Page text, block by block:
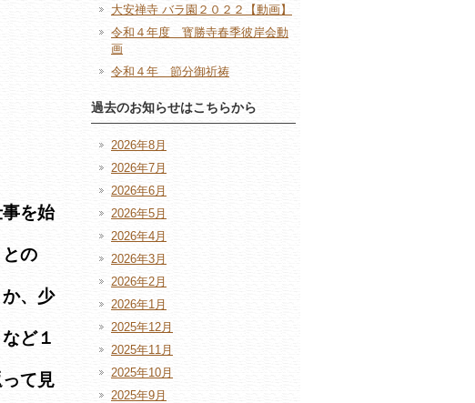
を始
の
、少
ど１
て見
大安禅寺 バラ園２０２２【動画】
令和４年度 寳勝寺春季彼岸会動
画
令和４年 節分御祈祷
過去のお知らせはこちらから
2026年8月
2026年7月
2026年6月
2026年5月
2026年4月
2026年3月
2026年2月
2026年1月
2025年12月
2025年11月
2025年10月
2025年9月